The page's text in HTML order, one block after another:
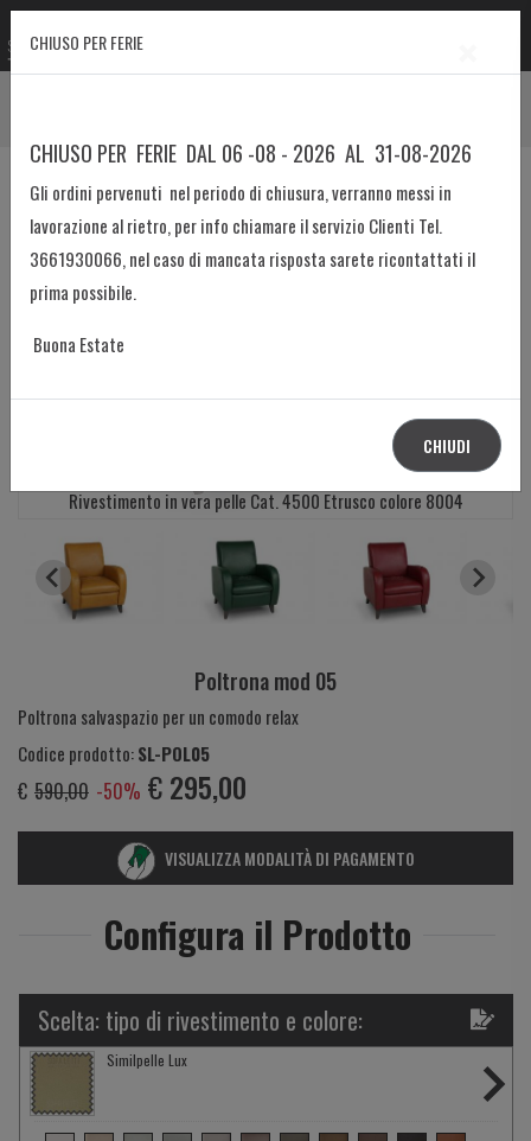
Rivestimento in vera pelle Cat. 4500 Etrusco colore 8004
Poltrona mod 05
Poltrona salvaspazio per un comodo relax
Codice prodotto:SL-POL05
€ 590,00 -50% €295,00
VISUALIZZA MODALITÀ DI PAGAMENTO
Configura il Prodotto
Scelta: tipo di rivestimento e colore:
Similpelle Lux
CHIUSO PER FERIE
CHIUSO PER FERIE DAL 06 -08 - 2026 AL 31-08-2026
Gli ordini pervenuti nel periodo di chiusura, verranno messi in
lavorazione al rietro, per info chiamare il servizio Clienti Tel.
3661930066, nel caso di mancata risposta sarete ricontattati il
prima possibile.
Buona Estate
CHIUDI